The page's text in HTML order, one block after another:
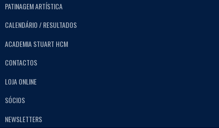
PATINAGEM ARTÍSTICA
CALENDÁRIO / RESULTADOS
ACADEMIA STUART HCM
CONTACTOS
LOJA ONLINE
SÓCIOS
NEWSLETTERS